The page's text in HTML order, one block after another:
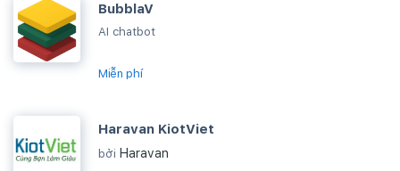
BubblaV
AI chatbot
Miễn phí
Haravan KiotViet
bởi Haravan